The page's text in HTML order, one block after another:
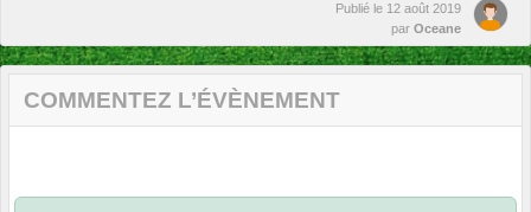
Publié le 12 août 2019
par Oceane
COMMENTEZ L’ÉVÈNEMENT